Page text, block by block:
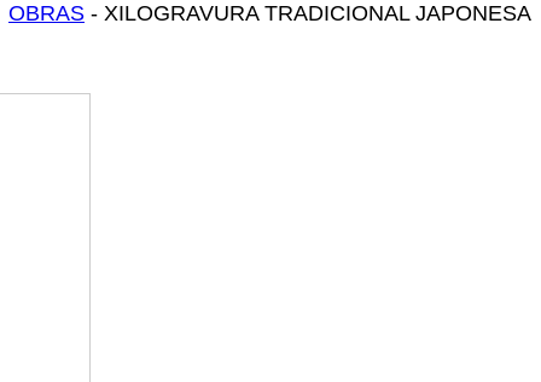
OBRAS - XILOGRAVURA TRADICIONAL JAPONESA